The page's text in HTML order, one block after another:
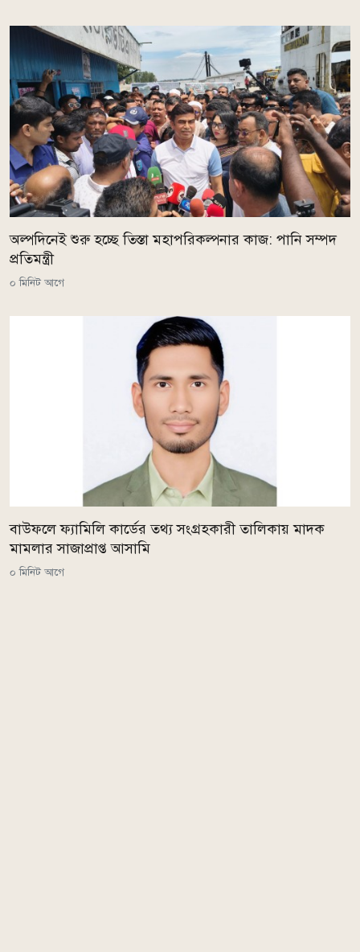
অল্পদিনেই শুরু হচ্ছে তিস্তা মহাপরিকল্পনার কাজ: পানি সম্পদ
প্রতিমন্ত্রী
০ মিনিট আগে
বাউফলে ফ্যামিলি কার্ডের তথ্য সংগ্রহকারী তালিকায় মাদক
মামলার সাজাপ্রাপ্ত আসামি
০ মিনিট আগে